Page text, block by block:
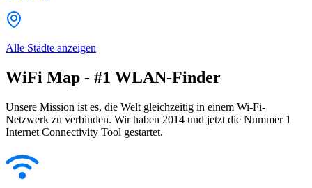
Alle Städte anzeigen
WiFi Map - #1 WLAN-Finder
Unsere Mission ist es, die Welt gleichzeitig in einem Wi-Fi-
Netzwerk zu verbinden. Wir haben 2014 und jetzt die Nummer 1
Internet Connectivity Tool gestartet.